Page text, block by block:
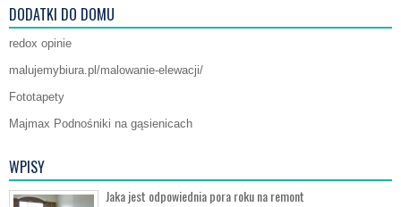
DODATKI DO DOMU
redox opinie
malujemybiura.pl/malowanie-elewacji/
Fototapety
Majmax Podnośniki na gąsienicach
WPISY
Jaka jest odpowiednia pora roku na remont